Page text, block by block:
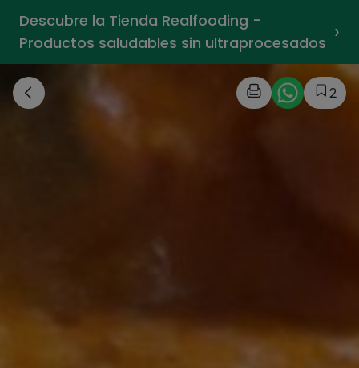
Descubre la Tienda Realfooding -
Productos saludables sin ultraprocesados ›
2